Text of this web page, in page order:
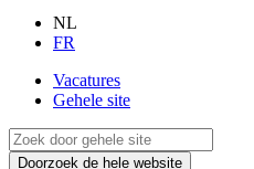
NL
FR
Vacatures
Gehele site